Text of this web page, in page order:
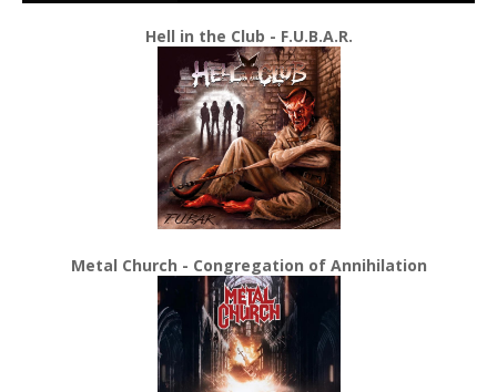
Hell in the Club - F.U.B.A.R.
Metal Church - Congregation of Annihilation